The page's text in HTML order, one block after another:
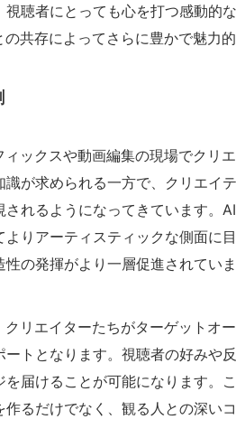
聴者にとっても心を打つ感動的
共存によってさらに豊かで魅力
ックスや動画編集の現場でクリ
が求められる一方で、クリエイ
れるようになってきています。
りアーティスティックな側面に
の発揮がより一層促進されていま
リエイターたちがターゲットオ
トとなります。視聴者の好みや
届けることが可能になります。
るだけでなく、観る人との深い